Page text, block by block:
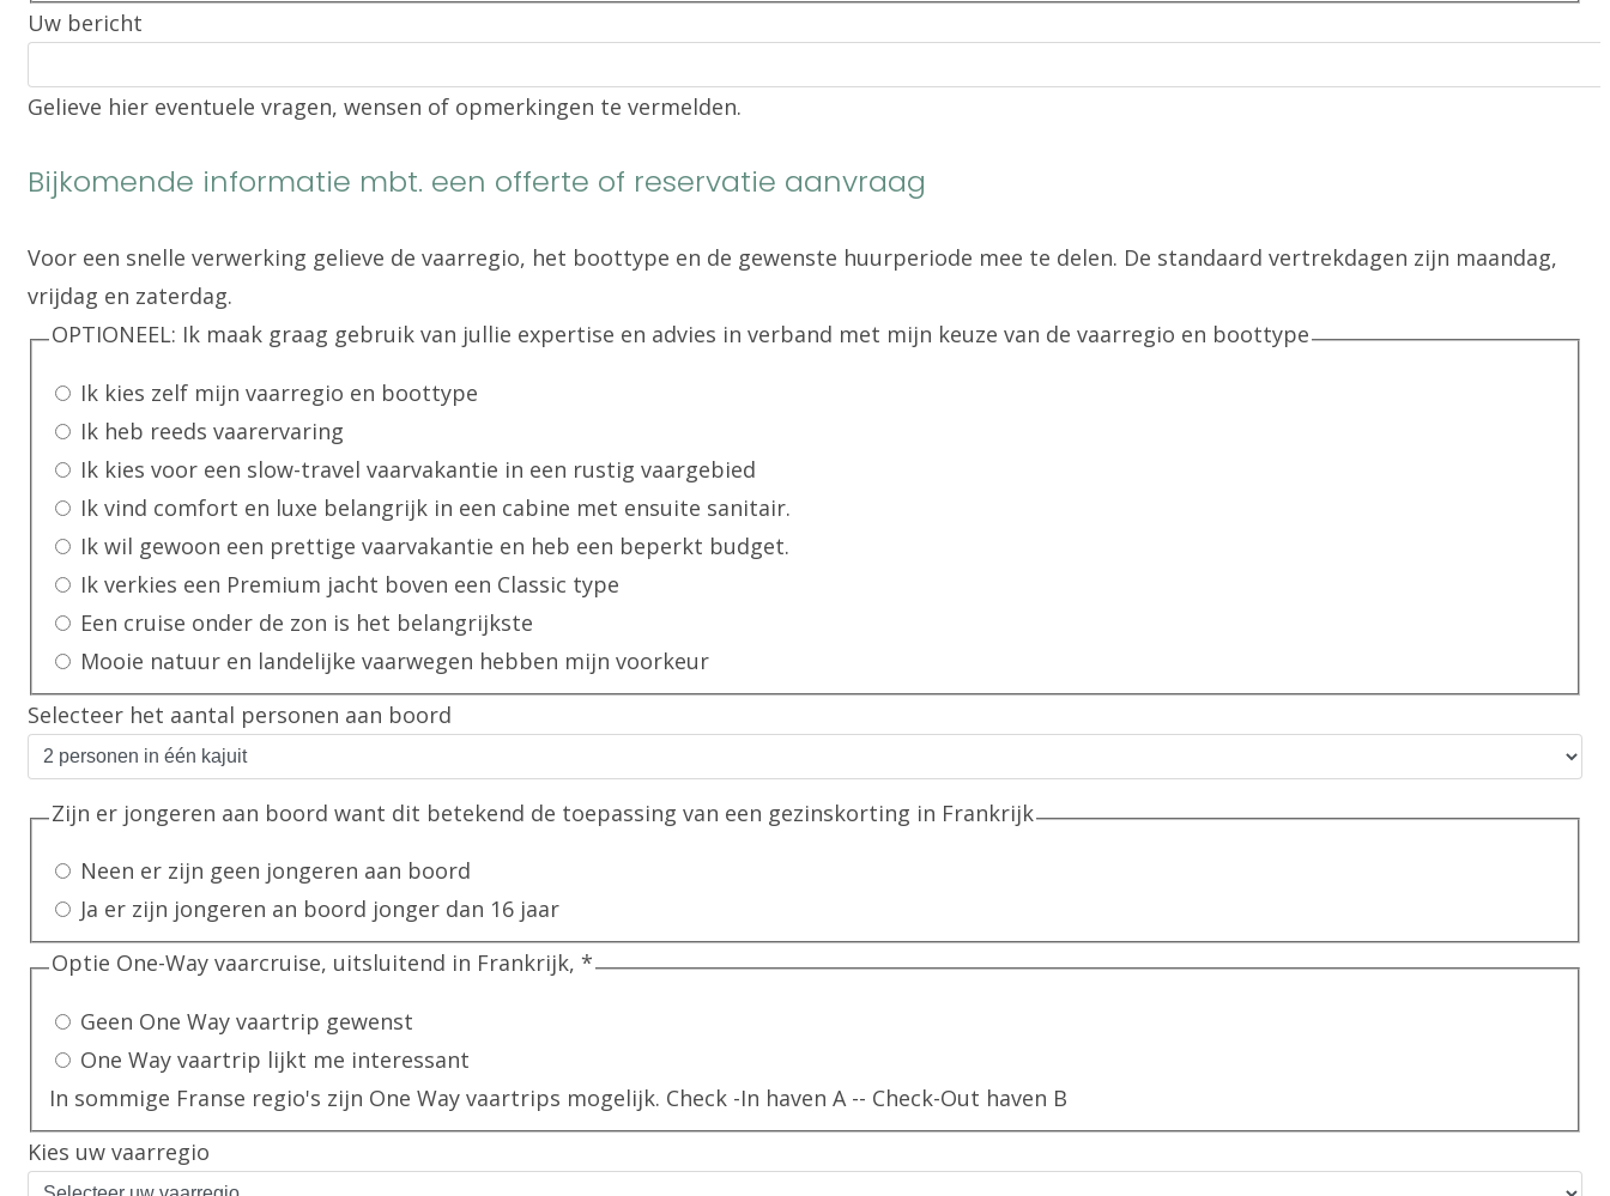
Uw bericht
Gelieve hier eventuele vragen, wensen of opmerkingen te vermelden.
Bijkomende informatie mbt. een offerte of reservatie aanvraag
Voor een snelle verwerking gelieve de vaarregio, het boottype en de gewenste huurperiode mee te delen. De standaard vertrekdagen zijn maandag,
vrijdag en zaterdag.
OPTIONEEL: Ik maak graag gebruik van jullie expertise en advies in verband met mijn keuze van de vaarregio en boottype
Ik kies zelf mijn vaarregio en boottype
Ik heb reeds vaarervaring
Ik kies voor een slow-travel vaarvakantie in een rustig vaargebied
Ik vind comfort en luxe belangrijk in een cabine met ensuite sanitair.
Ik wil gewoon een prettige vaarvakantie en heb een beperkt budget.
Ik verkies een Premium jacht boven een Classic type
Een cruise onder de zon is het belangrijkste
Mooie natuur en landelijke vaarwegen hebben mijn voorkeur
Selecteer het aantal personen aan boord
Zijn er jongeren aan boord want dit betekend de toepassing van een gezinskorting in Frankrijk
Neen er zijn geen jongeren aan boord
Ja er zijn jongeren an boord jonger dan 16 jaar
Optie One-Way vaarcruise, uitsluitend in Frankrijk, *
Geen One Way vaartrip gewenst
One Way vaartrip lijkt me interessant
In sommige Franse regio's zijn One Way vaartrips mogelijk. Check -In haven A -- Check-Out haven B
Kies uw vaarregio